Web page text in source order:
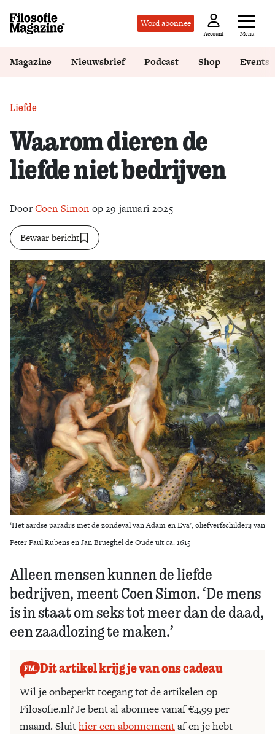
Word abonnee
Account Menu
Zoek
Magazine Nieuwsbrief Podcast Shop Events
Liefde
Waarom dieren de
liefde niet bedrijven
DoorCoen Simon op 29 januari 2025
Bewaar bericht
‘Het aardse paradijs met de zondeval van Adam en Eva’, oliefverfschilderij van
Peter Paul Rubens en Jan Brueghel de Oude uit ca. 1615
Alleen mensen kunnen de liefde
bedrijven, meent Coen Simon. ‘De mens
is in staat om seks tot meer dan de daad,
een zaadlozing te maken.’
Dit artikel krijg je van ons cadeau
Wil je onbeperkt toegang tot de artikelen op
Filosofie.nl? Je bent al abonnee vanaf €4,99 per
maand. Sluithier een abonnementaf en je hebt